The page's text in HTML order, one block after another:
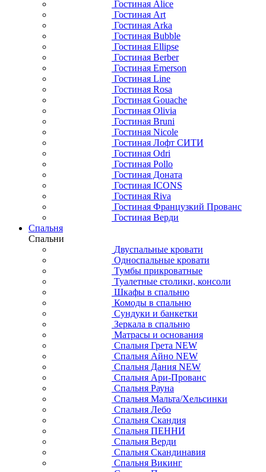
Гостиная Alice
Гостиная Art
Гостиная Arka
Гостиная Bubble
Гостиная Ellipse
Гостиная Berber
Гостиная Emerson
Гостиная Line
Гостиная Rosa
Гостиная Gouache
Гостиная Olivia
Гостиная Bruni
Гостиная Nicole
Гостиная Лофт СИТИ
Гостиная Odri
Гостиная Pollo
Гостиная Доната
Гостиная ICONS
Гостиная Riva
Гостиная Французкий Прованс
Гостиная Верди
Спальня
Спальни
Двуспальные кровати
Односпальные кровати
Тумбы прикроватные
Туалетные столики, консоли
Шкафы в спальню
Комоды в спальню
Сундуки и банкетки
Зеркала в спальню
Матрасы и основания
Спальня Грета NEW
Спальня Айно NEW
Спальня Дания NEW
Спальня Ари-Прованс
Спальня Рауна
Спальня Мальта/Хельсинки
Спальня Лебо
Спальня Скандия
Спальня ПЕННИ
Спальня Верди
Спальня Скандинавия
Спальня Викинг